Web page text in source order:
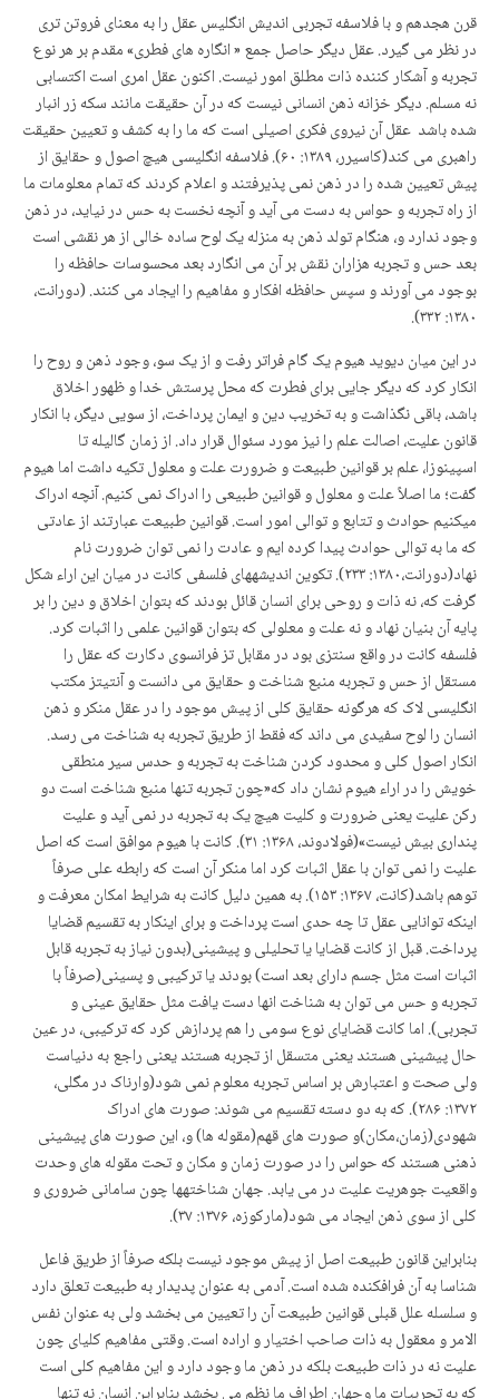
قرن هجدهم و با فلاسفه تجربی اندیش انگلیس عقل را به معنای فروتن ­تری
در نظر می گیرد. عقل دیگر حاصل جمع « انگاره های فطری» مقدم بر هر نوع
تجربه و آشکار کننده ذات مطلق امور نیست. اکنون عقل امری است اکتسابی ‌
نه مسلم. دیگر خزانه ذهن انسانی نیست که در آن حقیقت مانند سکه زر انبار
شده باشد ‌ عقل آن نیروی فکری اصیلی است که ما را به کشف و تعیین حقیقت
راهبری می کند(کاسیرر، ۱۳۸۹: ۶۰). فلاسفه انگلیسی هیچ اصول و حقایق از
پیش تعیین شده را در ذهن نمی پذیرفتند و اعلام کردند که تمام معلومات ما
از راه تجربه و حواس به دست می آید و آنچه نخست به حس در نیاید، در ذهن
وجود ندارد و، هنگام تولد ذهن به منزله یک لوح ساده خالی از هر نقشی است
بعد حس و تجربه هزاران نقش بر آن می انگارد بعد محسوسات حافظه را
بوجود می آورند و سپس حافظه افکار و مفاهیم را ایجاد می کنند. (دورانت،
۱۳۸۰: ۳۳۲).
در این میان دیوید هیوم یک گام فراتر رفت و از یک سو، وجود ذهن و روح را
انکار کرد که دیگر جایی برای فطرت که محل پرستش خدا و ظهور اخلاق
باشد، باقی نگذاشت و به تخریب دین و ایمان پرداخت، از سویی دیگر، با انکار
قانون علیت، اصالت علم را نیز مورد سئوال قرار داد. از زمان گالیله تا
اسپینوزا، علم بر قوانین طبیعت و ضرورت علت و معلول تکیه داشت اما هیوم
گفت؛ ما اصلاً علت و معلول و قوانین طبیعی را ادراک نمی کنیم. آنچه ادراک
می­کنیم حوادث و تتابع و توالی امور است. قوانین طبیعت عبارتند از عادتی
که ما به توالی حوادث پیدا کرده ایم و عادت را نمی توان ضرورت نام
نهاد(دورانت،۱۳۸۰: ۲۳۳). تکوین اندیشه­های فلسفی کانت در میان این اراء شکل
گرفت که، نه ذات و روحی برای انسان قائل بودند که بتوان اخلاق و دین را بر
پایه آن بنیان نهاد و نه علت و معلولی که بتوان قوانین علمی را اثبات کرد.
فلسفه کانت در واقع سنتزی بود در مقابل تز فرانسوی دکارت که عقل را
مستقل از حس و تجربه منبع شناخت و حقایق می دانست و آنتی­تز مکتب
انگلیسی لاک که هرگونه حقایق کلی از پیش موجود را در عقل منکر و ذهن
انسان را لوح سفیدی می داند که فقط از طریق تجربه به شناخت می رسد.
انکار اصول کلی و محدود کردن شناخت به تجربه و حدس سیر منطقی
خویش را در اراء هیوم نشان داد که«چون تجربه تنها منبع شناخت است دو
رکن علیت یعنی ضرورت و کلیت هیچ یک به تجربه در نمی آید و علیت
پنداری بیش نیست»(فولادوند، ۱۳۶۸: ۳۱). کانت با هیوم موافق است که اصل
علیت را نمی توان با عقل اثبات کرد اما منکر آن است که رابطه علی صرفاً
توهم باشد(کانت، ۱۳۶۷: ۱۵۳). به همین دلیل کانت به شرایط امکان معرفت و
اینکه توانایی عقل تا چه حدی است پرداخت و برای این­کار به تقسیم قضایا
پرداخت. قبل از کانت قضایا یا تحلیلی و پیشینی(بدون نیاز به تجربه قابل
اثبات است مثل جسم دارای بعد است) بودند یا ترکیبی و پسینی(صرفاً با
تجربه و حس می توان به شناخت انها دست یافت مثل حقایق عینی و
تجربی). اما کانت قضایای نوع سومی را هم پردازش کرد که ترکیبی، در عین
حال پیشینی هستند یعنی متسقل از تجربه هستند یعنی راجع به دنیاست
ولی صحت و اعتبارش بر اساس تجربه معلوم نمی شود(وارناک در مگلی،
۱۳۷۲: ۲۸۶). که به دو دسته تقسیم می شوند: صورت های ادراک
شهودی(زمان،مکان)و صورت های قهم(مقوله ها) و، این صورت های پیشینی
ذهنی هستند که حواس را در صورت زمان و مکان و تحت مقوله های وحدت
واقعیت جوهریت علیت در می یابد. جهان شناخته­ها چون سامانی ضروری و
کلی از سوی ذهن ایجاد می شود(مارکوزه، ۱۳۷۶: ۳۷).
بنابراین قانون طبیعت اصل از پیش موجود نیست بلکه صرفاً از طریق فاعل
شناسا به آن فرافکنده شده است. آدمی به عنوان پدیدار به طبیعت تعلق دارد
و سلسله علل قبلی قوانین طبیعت آن را تعیین می بخشد ولی به عنوان نفس
الامر و معقول به ذات صاحب اختیار و اراده است. وقتی مفاهیم کلی­ای چون
علیت نه در ذات طبیعت بلکه در ذهن ما وجود دارد و این مفاهیم کلی است